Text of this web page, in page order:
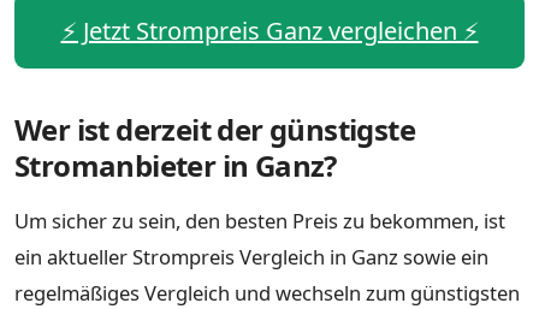
⚡️ Jetzt Strompreis Ganz vergleichen ⚡️
Wer ist derzeit der günstigste
Stromanbieter in Ganz?
Um sicher zu sein, den besten Preis zu bekommen, ist
ein aktueller Strompreis Vergleich in Ganz sowie ein
regelmäßiges Vergleich und wechseln zum günstigsten